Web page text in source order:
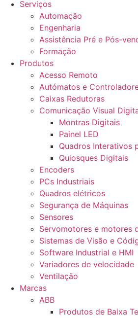
Serviços
Automação
Engenharia
Assistência Pré e Pós-
Formação
Produtos
Acesso Remoto
Autómatos e
Caixas Redutoras
Comunicação Visual
Montras Digitais
Painel LED
Quadros Interativos
Quiosques Digitais
Encoders
PCs Industriais
Quadros elétricos
Segurança de Máquinas
Sensores
Servomotores e motores
Sistemas de Visão e
Software Industrial e HMI
Variadores de velocidade
Ventilação
Marcas
ABB
Produtos de Baixa